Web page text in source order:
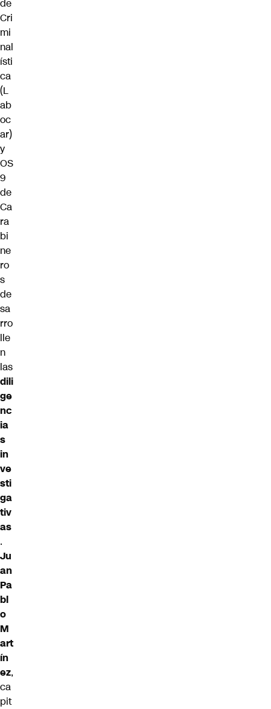
de
Cri
mi
nal
ísti
ca
(L
ab
oc
ar)
y
OS
9
de
Ca
ra
bi
ne
ro
s
de
sa
rro
lle
n
las
dili
ge
nc
ia
s
in
ve
sti
ga
tiv
as
.
Ju
an
Pa
bl
o
M
art
ín
ez,
ca
pit